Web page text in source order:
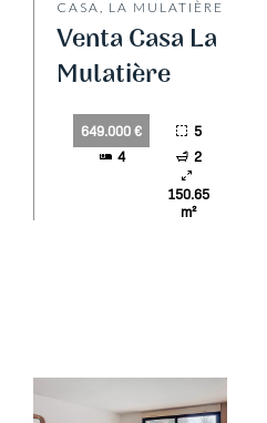
CASA, LA MULATIÈRE
Venta Casa La
Mulatière
649.000 €
5
4
2
150.65
m²